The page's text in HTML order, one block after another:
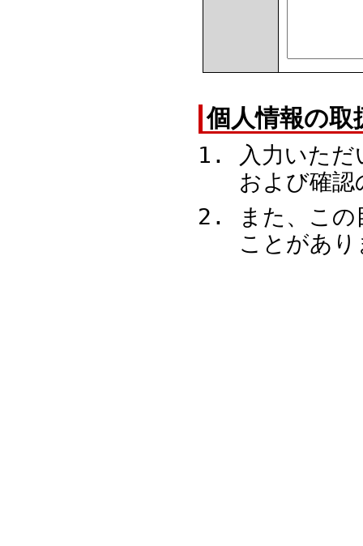
個人情報の
入力いた
および確
また、こ
ことがあ